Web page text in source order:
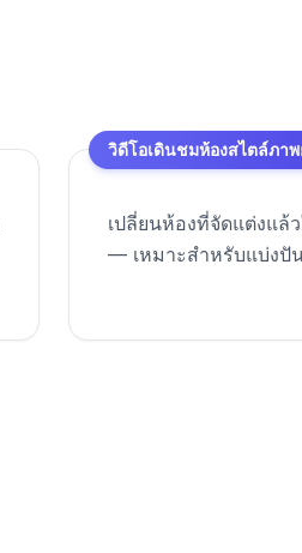
วิดีโอเดินชมห้องสไตล์ภา
เปลี่ยนห้องที่จัดแต่งแล้
— เหมาะสำหรับแบ่งปั